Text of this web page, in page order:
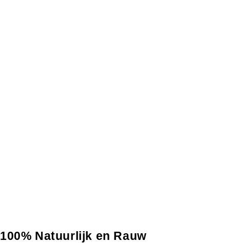
100% Natuurlijk en Rauw